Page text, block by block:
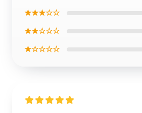
★★★☆☆
★★☆☆☆
★☆☆☆☆